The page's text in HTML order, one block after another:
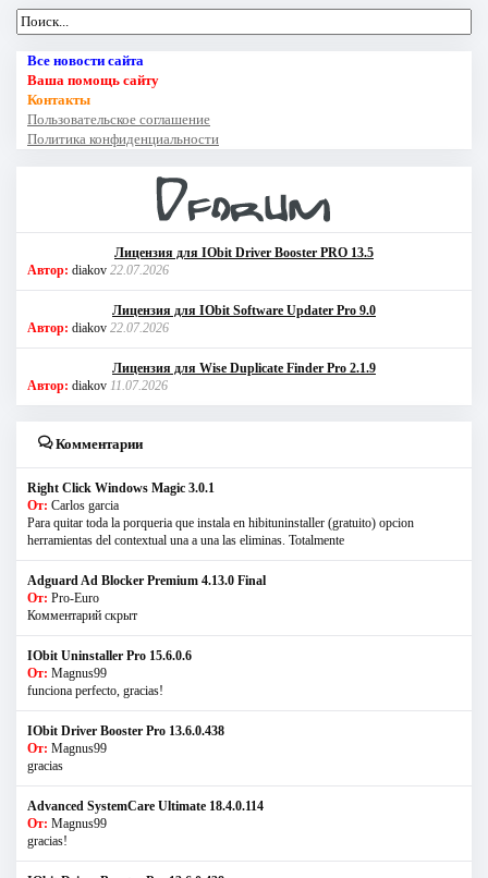
Все новости сайта
Ваша помощь сайту
Контакты
Пользовательское соглашение
Политика конфиденциальности
Лицензия для IObit Driver Booster PRO 13.5
Автор: diakov 22.07.2026
Лицензия для IObit Software Updater Pro 9.0
Автор: diakov 22.07.2026
Лицензия для Wise Duplicate Finder Pro 2.1.9
Автор: diakov 11.07.2026
Комментарии
Right Click Windows Magic 3.0.1
От: Carlos garcia
Para quitar toda la porqueria que instala en hibituninstaller (gratuito) opcion
herramientas del contextual una a una las eliminas. Totalmente
Adguard Ad Blocker Premium 4.13.0 Final
От: Pro-Euro
Комментарий скрыт
IObit Uninstaller Pro 15.6.0.6
От: Magnus99
funciona perfecto, gracias!
IObit Driver Booster Pro 13.6.0.438
От: Magnus99
gracias
Advanced SystemCare Ultimate 18.4.0.114
От: Magnus99
gracias!